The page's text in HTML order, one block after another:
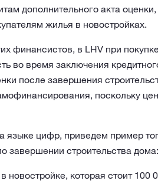
дополнительного акта
жилья в новостройках.
финансистов, в LHV при
во время заключения
после завершения
поскольку
языке цифр, приведем пример
завершении строительства дома:
новостройке, которая стоит 100